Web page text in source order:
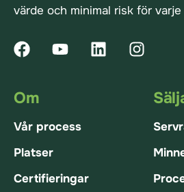
värde och minimal risk för varje
Om
Vår process
Platser
Certifieringar